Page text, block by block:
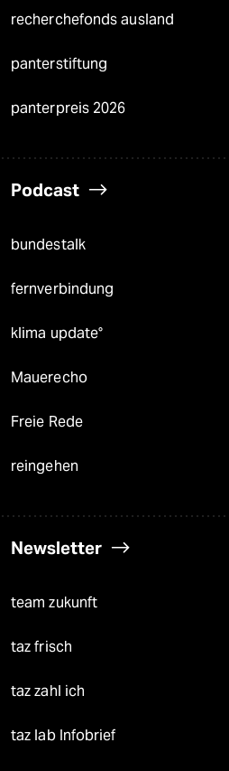
recherchefonds ausland
panterstiftung
panterpreis 2026
Podcast
bundestalk
fernverbindung
klima update°
Mauerecho
Freie Rede
reingehen
Newsletter
team zukunft
taz frisch
taz zahl ich
taz lab Infobrief